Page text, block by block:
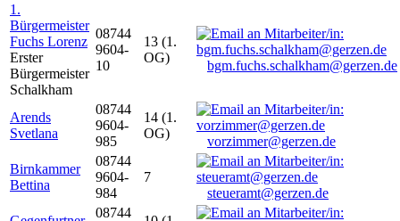
1.
Bürgermeister
Fuchs Lorenz
Erster
Bürgermeister
Schalkham
08744
9604-
10
13 (1.
OG)
bgm.fuchs.schalkham@gerzen.de
Arends
Svetlana
08744
9604-
985
14 (1.
OG)
vorzimmer@gerzen.de
Birnkammer
Bettina
08744
9604-
984
7
steueramt@gerzen.de
08744